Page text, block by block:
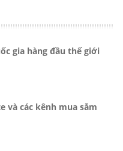
gia hàng đầu thế giới
và các kênh mua sắm